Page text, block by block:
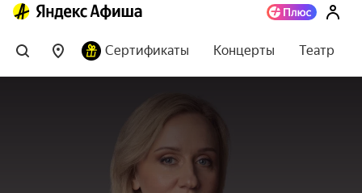
Сертификаты Концерты Театр